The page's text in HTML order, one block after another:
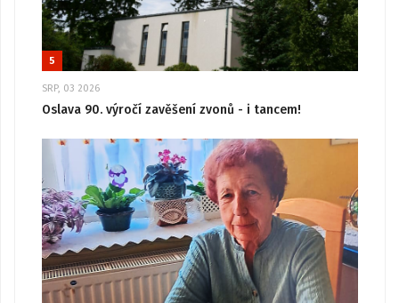
5
SRP, 03 2026
Oslava 90. výročí zavěšení zvonů - i tancem!